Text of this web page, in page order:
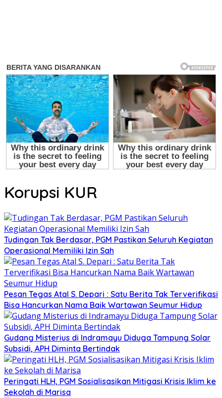
Korupsi KUR
Tudingan Tak Berdasar, PGM Pastikan Seluruh Kegiatan
Operasional Memiliki Izin Sah
Pesan Tegas Atal S. Depari : Satu Berita Tak Terverifikasi
Bisa Hancurkan Nama Baik Wartawan Seumur Hidup
Gudang Misterius di Indramayu Diduga Tampung Solar
Subsidi, APH Diminta Bertindak
Peringati HLH, PGM Sosialisasikan Mitigasi Krisis Iklim ke
Sekolah di Marisa